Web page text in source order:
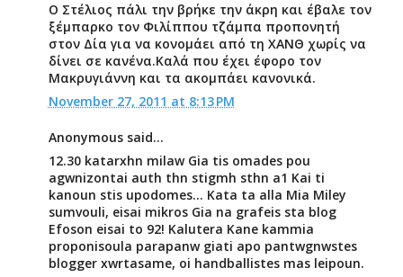
Ο Στέλιος πάλι την βρήκε την άκρη και έβαλε τον
ξέμπαρκο τον Φιλίππου τζάμπα προπονητή
στον Δία για να κονομάει από τη ΧΑΝΘ χωρίς να
δίνει σε κανένα.Καλά που έχει έφορο τον
Μακρυγιάννη και τα ακομπάει κανονικά.
November 27, 2011 at 8:13 PM
Anonymous said...
12.30 katarxhn milaw Gia tis omades pou
agwnizontai auth thn stigmh sthn a1 Kai ti
kanoun stis upodomes... Kata ta alla Mia Miley
sumvouli, eisai mikros Gia na grafeis sta blog
Efoson eisai to 92! Kalutera Kane kammia
proponisoula parapanw giati apo pantwgnwstes
blogger xwrtasame, oi handballistes mas leipoun.